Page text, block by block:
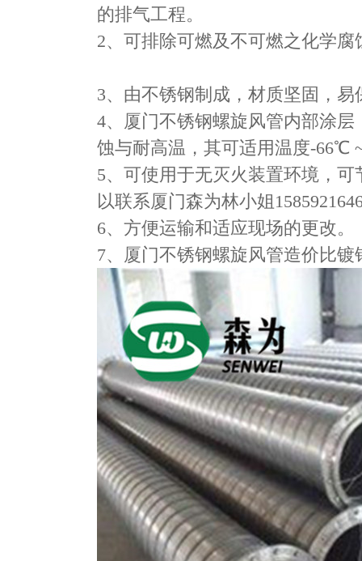
的排气工程。
2、可排除可燃及不可燃之化学
3、由不锈钢制成，材质坚固
4、​​厦门不锈钢螺旋风管内部涂
蚀与耐高温，其可适用温度-
5、可使用于无灭火装置环境
以联系厦门森为林小姐
6、方便运输和适应现场的更改。
7、​​厦门不锈钢螺旋风管造价比镀